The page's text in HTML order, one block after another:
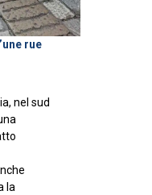
rue
nel sud
la